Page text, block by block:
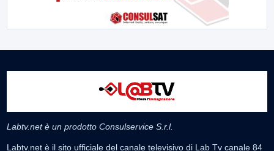
Labtv.net è un prodotto Consulservice S.r.l.
Labtv.net è il sito ufficiale del canale televisivo di Lab Tv canale 84